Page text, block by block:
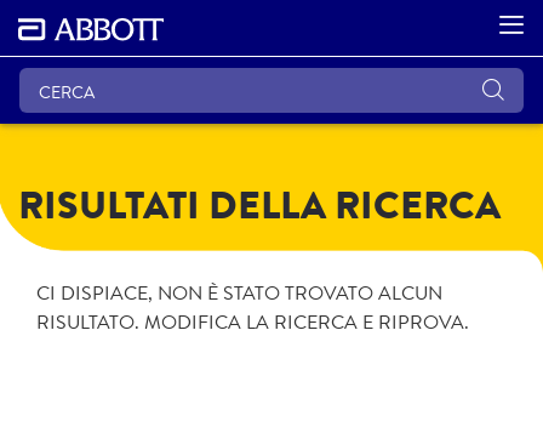
RISULTATI DELLA RICERCA
CI DISPIACE, NON È STATO TROVATO ALCUN
RISULTATO. MODIFICA LA RICERCA E RIPROVA.